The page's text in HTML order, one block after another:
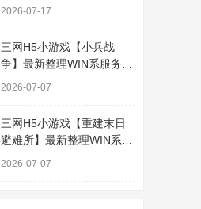
2026-07-17
三网H5小游戏【小兵战
争】最新整理WIN系服务端
2026-07-07
三网H5小游戏【重建末日
避难所】最新整理WIN系服
2026-07-07